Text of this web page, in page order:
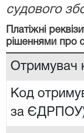
судового
Платіжні
рішеннями про
Отримувач
Код
за